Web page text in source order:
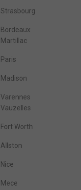
Strasbourg
Bordeaux
Martillac
Paris
Madison
Varennes
Vauzelles
Fort Worth
Allston
Nice
Mece